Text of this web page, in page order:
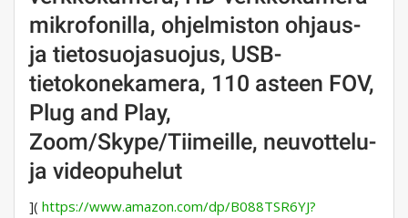
mikrofonilla, ohjelmiston ohjaus-
ja tietosuojasuojus, USB-
tietokonekamera, 110 asteen FOV,
Plug and Play,
Zoom/Skype/Tiimeille, neuvottelu-
ja videopuhelut
]( https://www.amazon.com/dp/B088TSR6YJ?